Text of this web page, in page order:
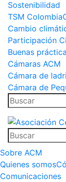
Sostenibilidad
TSM Colombia
Cambio
Participación
Buenas
Cámaras ACM
Cámara de
Cámara de
Sobre ACM
Quienes somos
Comunicaciones